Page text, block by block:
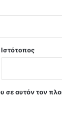
Ιστότοπος
σε αυτόν τον